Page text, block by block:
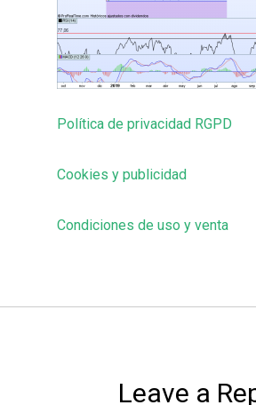
Política de privacidad RGPD
Cookies y publicidad
Condiciones de uso y venta
Leave a